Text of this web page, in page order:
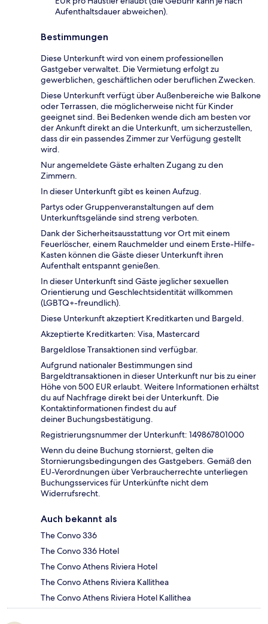
Aufenthaltsdauer abweichen).
Bestimmungen
Diese Unterkunft wird von einem professionellen
Gastgeber verwaltet. Die Vermietung erfolgt zu
gewerblichen, geschäftlichen oder beruflichen Zwecken.
Diese Unterkunft verfügt über Außenbereiche wie Balkone
oder Terrassen, die möglicherweise nicht für Kinder
geeignet sind. Bei Bedenken wende dich am besten vor
der Ankunft direkt an die Unterkunft, um sicherzustellen,
dass dir ein passendes Zimmer zur Verfügung gestellt
wird.
Nur angemeldete Gäste erhalten Zugang zu den
Zimmern.
In dieser Unterkunft gibt es keinen Aufzug.
Partys oder Gruppenveranstaltungen auf dem
Unterkunftsgelände sind streng verboten.
Dank der Sicherheitsausstattung vor Ort mit einem
Feuerlöscher, einem Rauchmelder und einem Erste-Hilfe-
Kasten können die Gäste dieser Unterkunft ihren
Aufenthalt entspannt genießen.
In dieser Unterkunft sind Gäste jeglicher sexuellen
Orientierung und Geschlechtsidentität willkommen
(LGBTQ+-freundlich).
Diese Unterkunft akzeptiert Kreditkarten und Bargeld.
Akzeptierte Kreditkarten: Visa, Mastercard
Bargeldlose Transaktionen sind verfügbar.
Aufgrund nationaler Bestimmungen sind
Bargeldtransaktionen in dieser Unterkunft nur bis zu einer
Höhe von 500 EUR erlaubt. Weitere Informationen erhältst
du auf Nachfrage direkt bei der Unterkunft. Die
Kontaktinformationen findest du auf
deiner Buchungsbestätigung.
Registrierungsnummer der Unterkunft: 149867801000
Wenn du deine Buchung stornierst, gelten die
Stornierungsbedingungen des Gastgebers. Gemäß den
EU-Verordnungen über Verbraucherrechte unterliegen
Buchungsservices für Unterkünfte nicht dem
Widerrufsrecht.
Auch bekannt als
The Convo 336
The Convo 336 Hotel
The Convo Athens Riviera Hotel
The Convo Athens Riviera Kallithea
The Convo Athens Riviera Hotel Kallithea